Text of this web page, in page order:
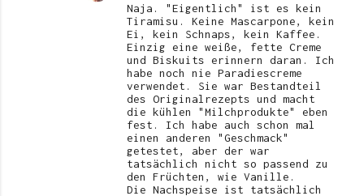
Naja. "Eigentlich" ist es kein
Tiramisu. Keine Mascarpone, kein
Ei, kein Schnaps, kein Kaffee.
Einzig eine weiße, fette Creme
und Biskuits erinnern daran. Ich
habe noch nie Paradiescreme
verwendet. Sie war Bestandteil
des Originalrezepts und macht
die kühlen "Milchprodukte" eben
fest. Ich habe auch schon mal
einen anderen "Geschmack"
getestet, aber der war
tatsächlich nicht so passend zu
den Früchten, wie Vanille.
Die Nachspeise ist tatsächlich